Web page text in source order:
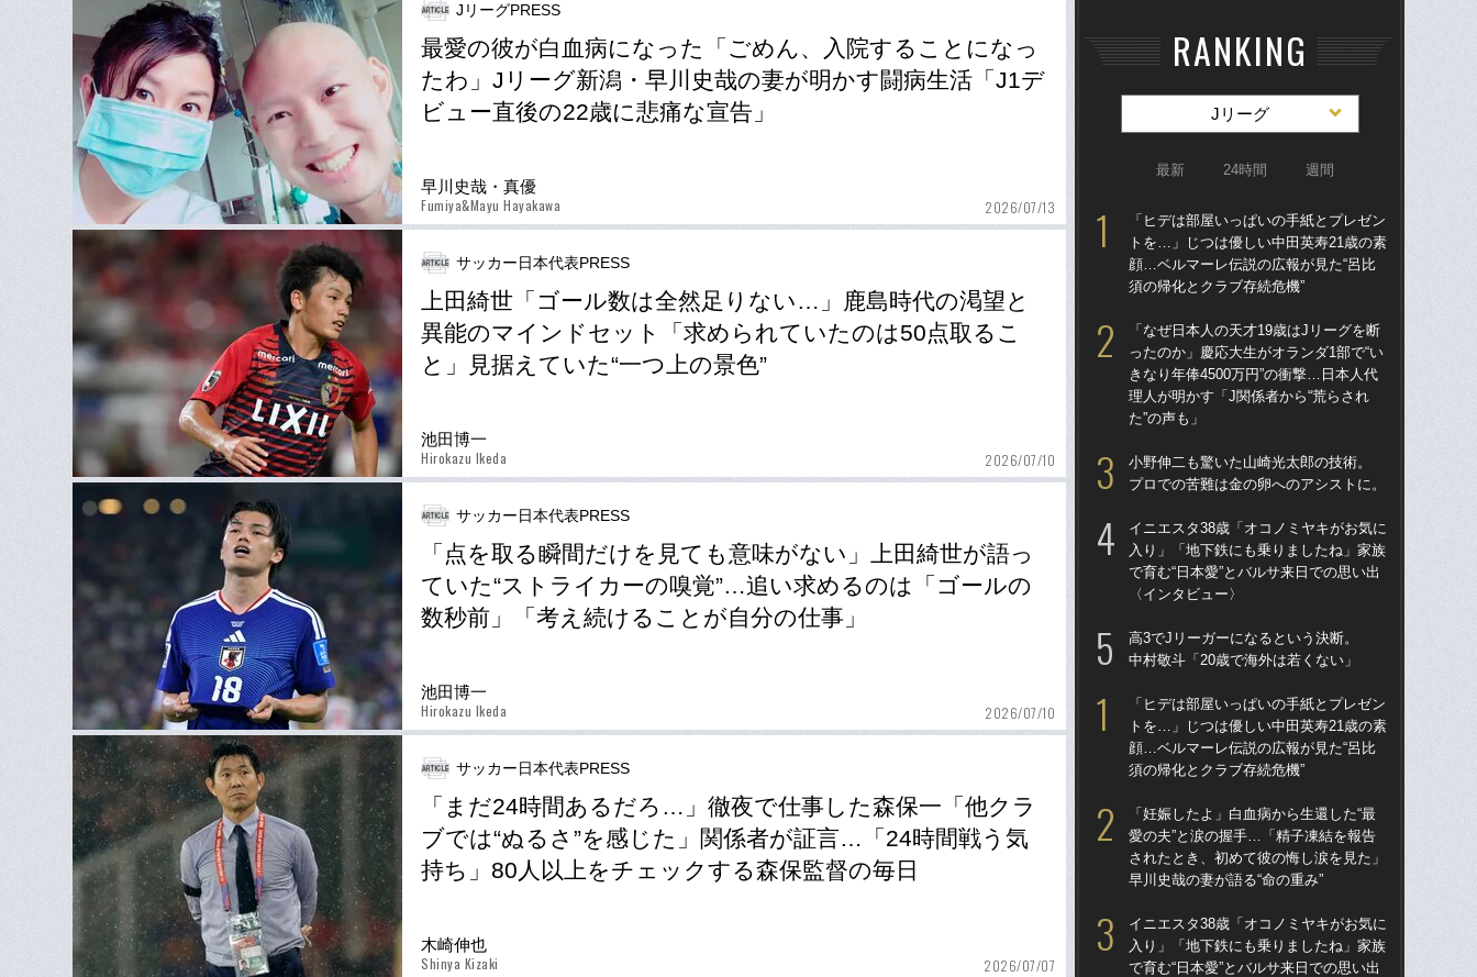
JリーグPRESS
最愛の彼が白血病になった「ごめん、入院することになっ
たわ」Jリーグ新潟・早川史哉の妻が明かす闘病生活「J1デ
ビュー直後の22歳に悲痛な宣告」
早川史哉・真優
Fumiya&Mayu Hayakawa 2026/07/13
サッカー日本代表PRESS
上田綺世「ゴール数は全然足りない…」鹿島時代の渇望と
異能のマインドセット「求められていたのは50点取るこ
と」見据えていた“一つ上の景色”
池田博一
Hirokazu Ikeda 2026/07/10
サッカー日本代表PRESS
「点を取る瞬間だけを見ても意味がない」上田綺世が語っ
ていた“ストライカーの嗅覚”…追い求めるのは「ゴールの
数秒前」「考え続けることが自分の仕事」
池田博一
Hirokazu Ikeda 2026/07/10
サッカー日本代表PRESS
「まだ24時間あるだろ…」徹夜で仕事した森保一「他クラ
ブでは“ぬるさ”を感じた」関係者が証言…「24時間戦う気
持ち」80人以上をチェックする森保監督の毎日
木崎伸也
Shinya Kizaki 2026/07/07
RANKING
Jリーグ
最新 24時間 週間
「ヒデは部屋いっぱいの手紙とプレゼン
トを…」じつは優しい中田英寿21歳の素
顔…ベルマーレ伝説の広報が見た“呂比
須の帰化とクラブ存続危機”
「なぜ日本人の天才19歳はJリーグを断
ったのか」慶応大生がオランダ1部で“い
きなり年俸4500万円”の衝撃…日本人代
理人が明かす「J関係者から“荒らされ
た”の声も」
小野伸二も驚いた山崎光太郎の技術。
プロでの苦難は金の卵へのアシストに。
イニエスタ38歳「オコノミヤキがお気に
入り」「地下鉄にも乗りましたね」家族
で育む“日本愛”とバルサ来日での思い出
〈インタビュー〉
高3でJリーガーになるという決断。
中村敬斗「20歳で海外は若くない」
「ヒデは部屋いっぱいの手紙とプレゼン
トを…」じつは優しい中田英寿21歳の素
顔…ベルマーレ伝説の広報が見た“呂比
須の帰化とクラブ存続危機”
「妊娠したよ」白血病から生還した“最
愛の夫”と涙の握手…「精子凍結を報告
されたとき、初めて彼の悔し涙を見た」
早川史哉の妻が語る“命の重み”
イニエスタ38歳「オコノミヤキがお気に
入り」「地下鉄にも乗りましたね」家族
で育む“日本愛”とバルサ来日での思い出